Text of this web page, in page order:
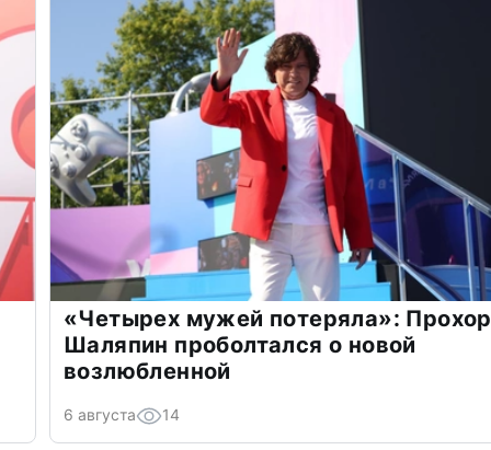
«Четырех мужей потеряла»: Прохор
Шаляпин проболтался о новой
возлюбленной
6 августа 14